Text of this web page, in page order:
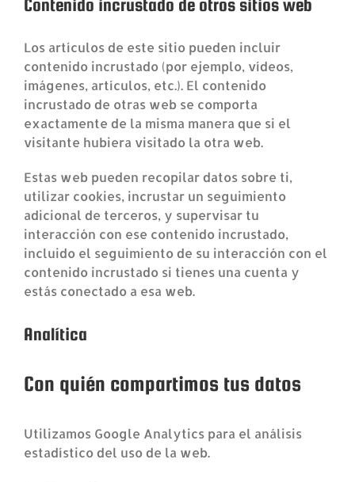
Contenido incrustado de otros sitios web
Los artículos de este sitio pueden incluir
contenido incrustado (por ejemplo, vídeos,
imágenes, artículos, etc.). El contenido
incrustado de otras web se comporta
exactamente de la misma manera que si el
visitante hubiera visitado la otra web.
Estas web pueden recopilar datos sobre ti,
utilizar cookies, incrustar un seguimiento
adicional de terceros, y supervisar tu
interacción con ese contenido incrustado,
incluido el seguimiento de su interacción con el
contenido incrustado si tienes una cuenta y
estás conectado a esa web.
Analítica
Con quién compartimos tus datos
Utilizamos Google Analytics para el análisis
estadístico del uso de la web.